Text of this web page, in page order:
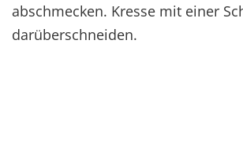
abschmecken. Kresse mit einer
darüberschneiden.